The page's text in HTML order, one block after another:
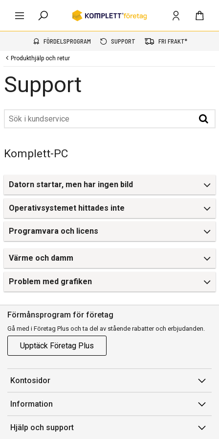
FÖRDELSPROGRAM SUPPORT FRI FRAKT*
Produkthjälp och retur
Support
Komplett-PC
Datorn startar, men har ingen bild
Operativsystemet hittades inte
Programvara och licens
Värme och damm
Problem med grafiken
Förmånsprogram för företag
Gå med i Företag Plus och ta del av stående rabatter och erbjudanden.
Upptäck Företag Plus
Kontosidor
Mina sidor
Orderhistorik
Fakturor & Kvitton
Information
Försäljningsvillkor
Hjälp och support